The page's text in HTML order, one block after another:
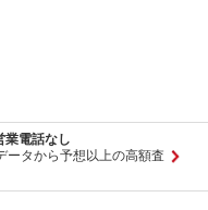
電話なし
ータから予想以上の高額査